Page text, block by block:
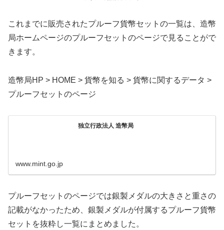
これまでに販売されたプルーフ貨幣セットの一覧は、造幣
局ホームページのプルーフセットのページで見ることがで
きます。
造幣局HP > HOME > 貨幣を知る > 貨幣に関するデータ >
プルーフセットのページ
独立行政法人 造幣局
www.mint.go.jp
プルーフセットのページでは銀製メダルの大きさと重さの
記載がなかったため、銀製メダルが付属するプルーフ貨幣
セットを抜粋し一覧にまとめました。